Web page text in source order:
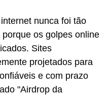
nunca foi tão
os golpes online
Sites
projetados para
e com prazo
"Airdrop da